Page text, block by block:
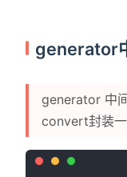
generator
generator 中
convert封装